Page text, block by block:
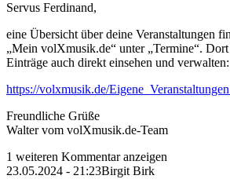
Servus Ferdinand,
eine Übersicht über deine Veranstaltungen
„Mein volXmusik.de“ unter „Termine“.
Einträge auch direkt einsehen und verwalten:
https://volxmusik.de/
Freundliche Grüße
Walter vom volXmusik.de-Team
1 weiteren Kommentar anzeigen
23.05.2024 - 21:23Birgit Birk